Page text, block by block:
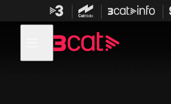
contingut
menú
de